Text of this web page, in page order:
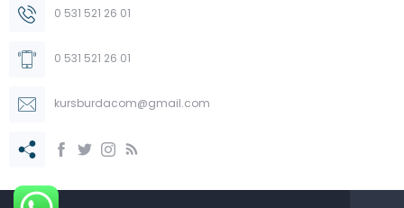
0 531 521 26 01
0 531 521 26 01
kursburdacom@gmail.com